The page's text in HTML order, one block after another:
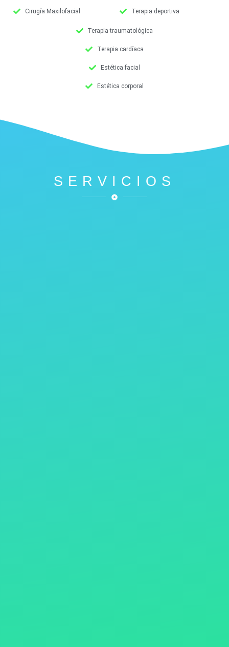
Cirugía Maxilofacial Terapia deportiva
Terapia traumatológica
Terapia cardíaca
Estética facial
Estética corporal
SERVICIOS